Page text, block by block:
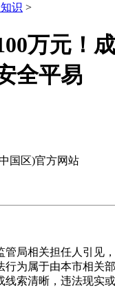
识 >
万元！
全平易
国区)官方网站
局相关担任人引见，
行为属于由本市相关
线索清晰，违法现实